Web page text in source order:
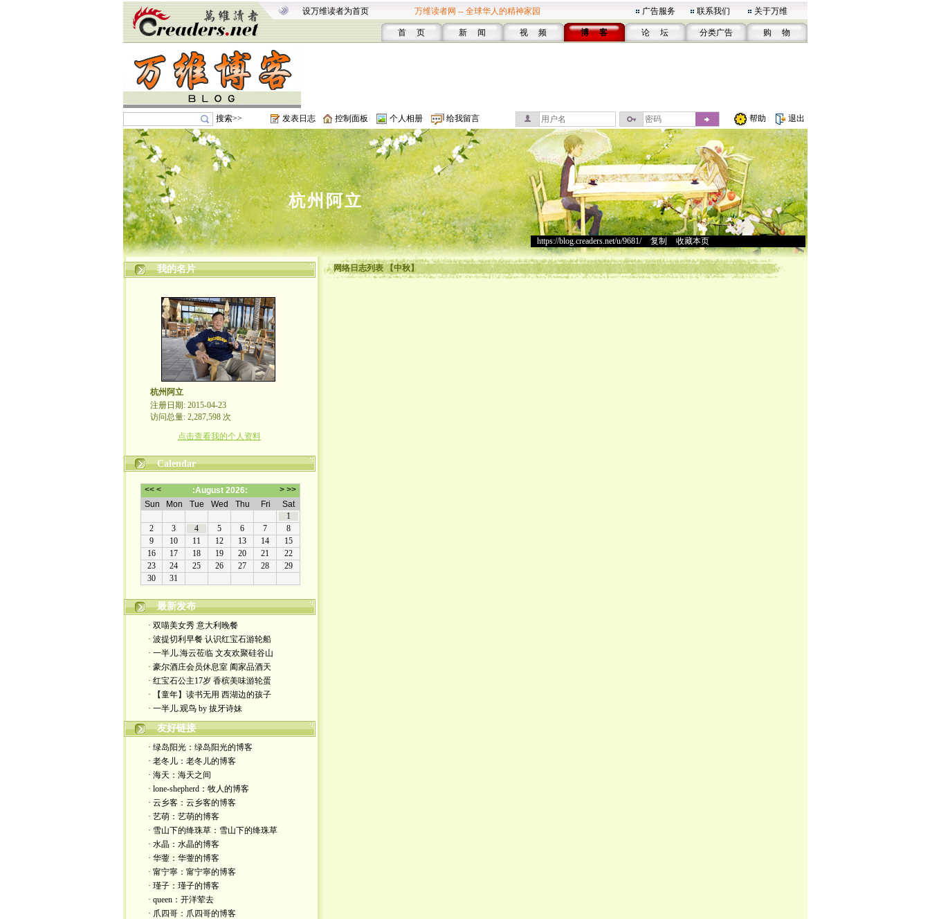
设万维读者为首页 万维读者网 -- 全球华人的精神家园 广告服务 联系我们 关于万维
首 页 新 闻 视 频 博 客 论 坛 分类广告 购 物
搜索>> 发表日志 控制面板 个人相册 给我留言 帮助 退出
杭州阿立
。。。
https://blog.creaders.net/u/9681/> 复制 收藏本页
我的名片
杭州阿立
注册日期: 2015-04-23
访问总量: 2,287,598 次
点击查看我的个人资料
Calendar
最新发布
· 双喵美女秀 意大利晚餐
· 波提切利早餐 认识红宝石游轮船
· 一半儿.海云莅临 文友欢聚硅谷山
· 豪尔酒庄会员休息室 阖家品酒天
· 红宝石公主17岁 香槟美味游轮蛋
· 【童年】读书无用 西湖边的孩子
· 一半儿.观鸟 by 拔牙诗妹
友好链接
· 绿岛阳光：绿岛阳光的博客
· 老冬儿：老冬儿的博客
· 海天：海天之间
· lone-shepherd：牧人的博客
· 云乡客：云乡客的博客
· 艺萌：艺萌的博客
· 雪山下的绛珠草：雪山下的绛珠草
· 水晶：水晶的博客
· 华蓥：华蓥的博客
· 甯宁寧：甯宁寧的博客
· 瑾子：瑾子的博客
· queen：开洋荤去
· 爪四哥：爪四哥的博客
网络日志列表 【中秋】